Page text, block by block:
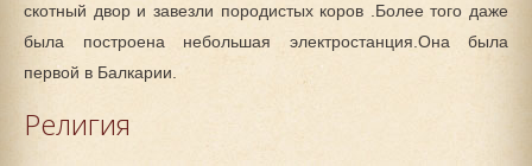
скотный двор и завезли породистых коров .Более того даже
была построена небольшая электростанция.Она была
первой в Балкарии.
Религия